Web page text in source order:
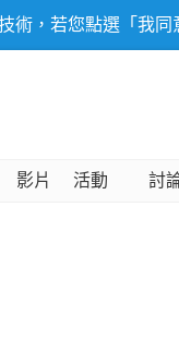
術，若您點選「我
影片 活動 討